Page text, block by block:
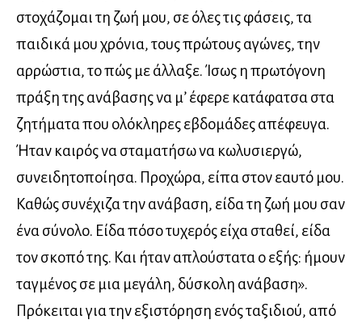
στοχάζομαι τη ζωή μου, σε όλες τις φάσεις, τα
παιδικά μου χρόνια, τους πρώτους αγώνες, την
αρρώστια, το πώς με άλλαξε. Ίσως η πρωτόγονη
πράξη της ανάβασης να μ’ έφερε κατάφατσα στα
ζητήματα που ολόκληρες εβδομάδες απέφευγα.
Ήταν καιρός να σταματήσω να κωλυσιεργώ,
συνειδητοποίησα. Προχώρα, είπα στον εαυτό μου.
Καθώς συνέχιζα την ανάβαση, είδα τη ζωή μου σαν
ένα σύνολο. Είδα πόσο τυχερός είχα σταθεί, είδα
τον σκοπό της. Και ήταν απλούστατα ο εξής: ήμουν
ταγμένος σε μια μεγάλη, δύσκολη ανάβαση».
Πρόκειται για την εξιστόρηση ενός ταξιδιού, από